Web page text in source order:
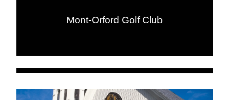
Mont-Orford Golf Club